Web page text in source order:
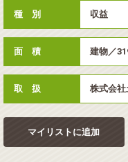
種 別 収益
面 積 建物／
取 扱 株式会
マイリストに追加